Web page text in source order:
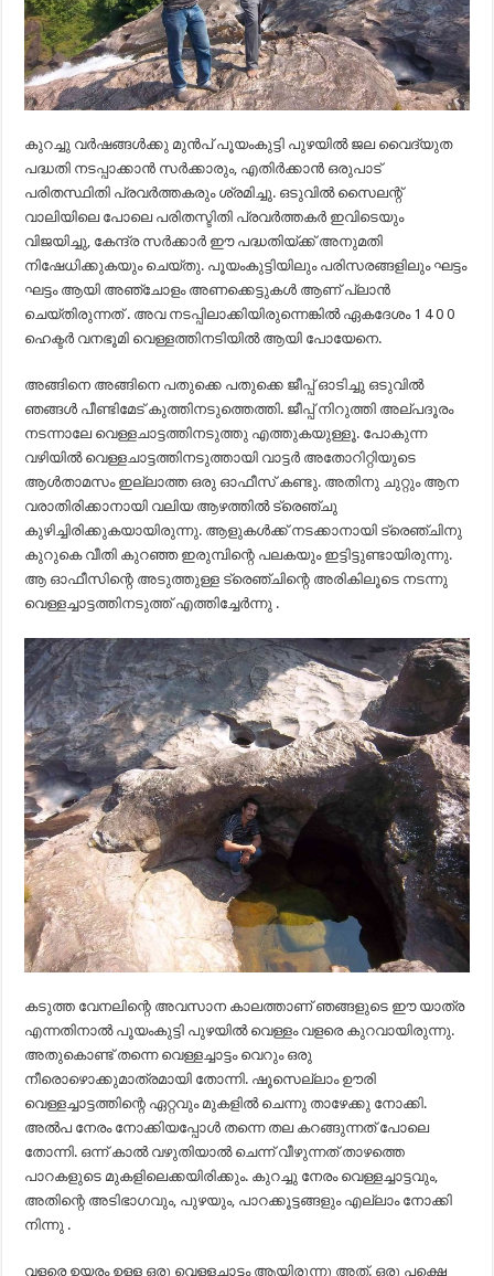
കുറച്ചു വർഷങ്ങൾക്കു മുൻപ് പൂയംകുട്ടി പുഴയിൽ ജല വൈദ്യുത
പദ്ധതി നടപ്പാക്കാൻ സർക്കാരും, എതിർക്കാൻ ഒരുപാട്
പരിതസ്ഥിതി പ്രവർത്തകരും ശ്രമിച്ചു. ഒടുവിൽ സൈലന്റ്
വാലിയിലെ പോലെ പരിതസ്ടിതി പ്രവർത്തകർ ഇവിടെയും
വിജയിച്ചു, കേന്ദ്ര സർക്കാർ ഈ പദ്ധതിയ്ക്ക് അനുമതി
നിഷേധിക്കുകയും ചെയ്തു. പൂയംകുട്ടിയിലും പരിസരങ്ങളിലും ഘട്ടം
ഘട്ടം ആയി അഞ്ചോളം അണക്കെട്ടുകൾ ആണ് പ്ലാൻ
ചെയ്തിരുന്നത് . അവ നടപ്പിലാക്കിയിരുന്നെങ്കിൽ ഏകദേശം 1 4 0 0
ഹെക്ടർ വനഭൂമി വെള്ളത്തിനടിയിൽ ആയി പോയേനെ.
അങ്ങിനെ അങ്ങിനെ പതുക്കെ പതുക്കെ ജീപ്പ് ഓടിച്ചു ഒടുവിൽ
ഞങ്ങൾ പീണ്ടിമേട്‌ കുത്തിനടുത്തെത്തി. ജീപ്പ് നിറുത്തി അല്പദൂരം
നടന്നാലേ വെള്ളചാട്ടത്തിനടുത്തു എത്തുകയുള്ളൂ. പോകുന്ന
വഴിയിൽ വെള്ളചാട്ടത്തിനടുത്തായി വാട്ടർ അതോറിറ്റിയുടെ
ആൾതാമസം ഇല്ലാത്ത ഒരു ഓഫീസ് കണ്ടു. അതിനു ചുറ്റും ആന
വരാതിരിക്കാനായി വലിയ ആഴത്തിൽ ട്രെഞ്ചു
കുഴിച്ചിരിക്കുകയായിരുന്നു. ആളുകൾക്ക് നടക്കാനായി ട്രെഞ്ചിനു
കുറുകെ വീതി കുറഞ്ഞ ഇരുമ്പിന്റെ പലകയും ഇട്ടിട്ടുണ്ടായിരുന്നു.
ആ ഓഫീസിന്റെ അടുത്തുള്ള ട്രെഞ്ചിന്റെ അരികിലൂടെ നടന്നു
വെള്ളച്ചാട്ടത്തിനടുത്ത്‌ എത്തിച്ചേർന്നു .
കടുത്ത വേനലിന്റെ അവസാന കാലത്താണ് ഞങ്ങളുടെ ഈ യാത്ര
എന്നതിനാൽ പൂയംകുട്ടി പുഴയിൽ വെള്ളം വളരെ കുറവായിരുന്നു.
അതുകൊണ്ട് തന്നെ വെള്ളച്ചാട്ടം വെറും ഒരു
നീരൊഴൊക്കുമാത്രമായി തോന്നി. ഷൂസെല്ലാം ഊരി
വെള്ളച്ചാട്ടത്തിന്റെ ഏറ്റവും മുകളിൽ ചെന്നു താഴേക്കു നോക്കി.
അൽപ നേരം നോക്കിയപ്പോൾ തന്നെ തല കറങ്ങുന്നത് പോലെ
തോന്നി. ഒന്ന് കാൽ വഴുതിയാൽ ചെന്ന് വീഴുന്നത് താഴത്തെ
പാറകളുടെ മുകളിലെക്കയിരിക്കും. കുറച്ചു നേരം വെള്ളച്ചാട്ടവും,
അതിന്റെ അടിഭാഗവും, പുഴയും, പാറക്കൂട്ടങ്ങളും എല്ലാം നോക്കി
നിന്നു .
വളരെ ഉയരം ഉള്ള ഒരു വെള്ളച്ചാട്ടം ആയിരുന്നു അത്. ഒരു പക്ഷെ